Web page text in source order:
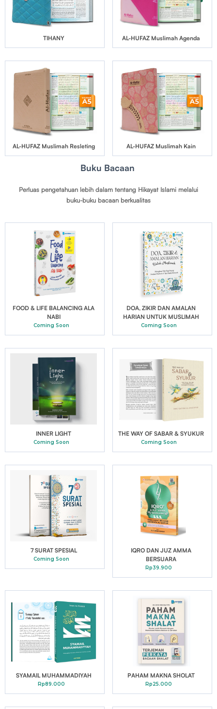
TIHANY AL-HUFAZ Muslimah Agenda
AL-HUFAZ Muslimah Resleting AL-HUFAZ Muslimah Kain
Buku Bacaan
Perluas pengetahuan lebih dalam tentang Hikayat Islami melalui
buku-buku bacaan berkualitas
FOOD & LIFE BALANCING ALA
NABI
Coming Soon
DOA, ZIKIR DAN AMALAN
HARIAN UNTUK MUSLIMAH
Coming Soon
INNER LIGHT
Coming Soon
THE WAY OF SABAR & SYUKUR
Coming Soon
7 SURAT SPESIAL
Coming Soon
IQRO DAN JUZ AMMA
BERSUARA
Rp39.900
SYAMAIL MUHAMMADIYAH
Rp89.000
PAHAM MAKNA SHOLAT
Rp25.000